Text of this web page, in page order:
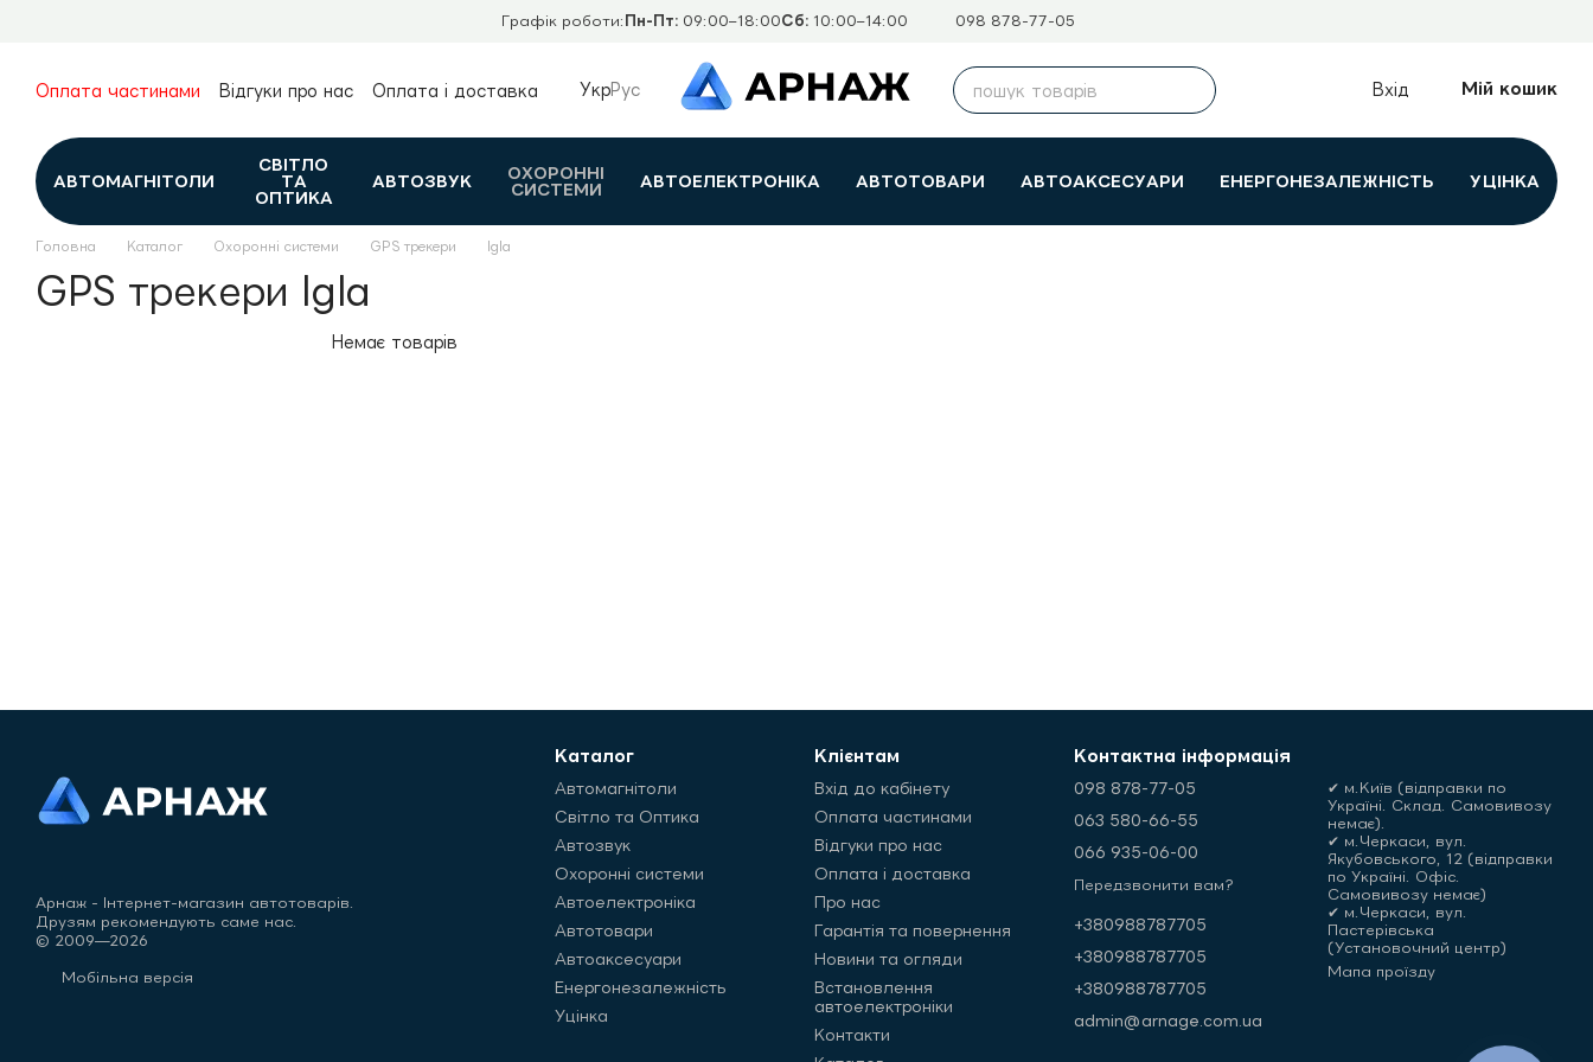
Графік роботи: Пн-Пт: 09:00–18:00Сб: 10:00–14:00 098 878-77-05
Оплата частинами Відгуки про нас
Оплата і доставка
Контакти
Каталог
УкрРус Вхід Мій кошик
АВТОМАГНІТОЛИ
СВІТЛО
ТА
ОПТИКА
АВТОЗВУК
ОХОРОННІ
СИСТЕМИ
АВТОЕЛЕКТРОНІКА АВТОТОВАРИ АВТОАКСЕСУАРИ ЕНЕРГОНЕЗАЛЕЖНІСТЬ УЦІНКА
Головна Каталог Охоронні системи GPS трекери Igla
GPS трекери Igla
Немає товарів
Арнаж - Інтернет-магазин автотоварів.
Друзям рекомендують саме нас.
© 2009—2026
Мобільна версія
Каталог
Автомагнітоли
Світло та Оптика
Автозвук
Охоронні системи
Автоелектроніка
Автотовари
Автоаксесуари
Енергонезалежність
Уцінка
Клієнтам
Вхід до кабінету
Оплата частинами
Відгуки про нас
Оплата і доставка
Про нас
Гарантія та повернення
Новини та огляди
Встановлення
автоелектроніки
Контакти
Контактна інформація
098 878-77-05
063 580-66-55
066 935-06-00
Передзвонити вам?
+380988787705
+380988787705
+380988787705
admin@arnage.com.ua
✔ м.Київ (відправки по
Україні. Склад. Самовивозу
немає).
✔ м.Черкаси, вул.
Якубовського, 12 (відправки
по Україні. Офіс.
Самовивозу немає)
✔ м.Черкаси, вул.
Пастерівська
(Установочний центр)
Мапа проїзду